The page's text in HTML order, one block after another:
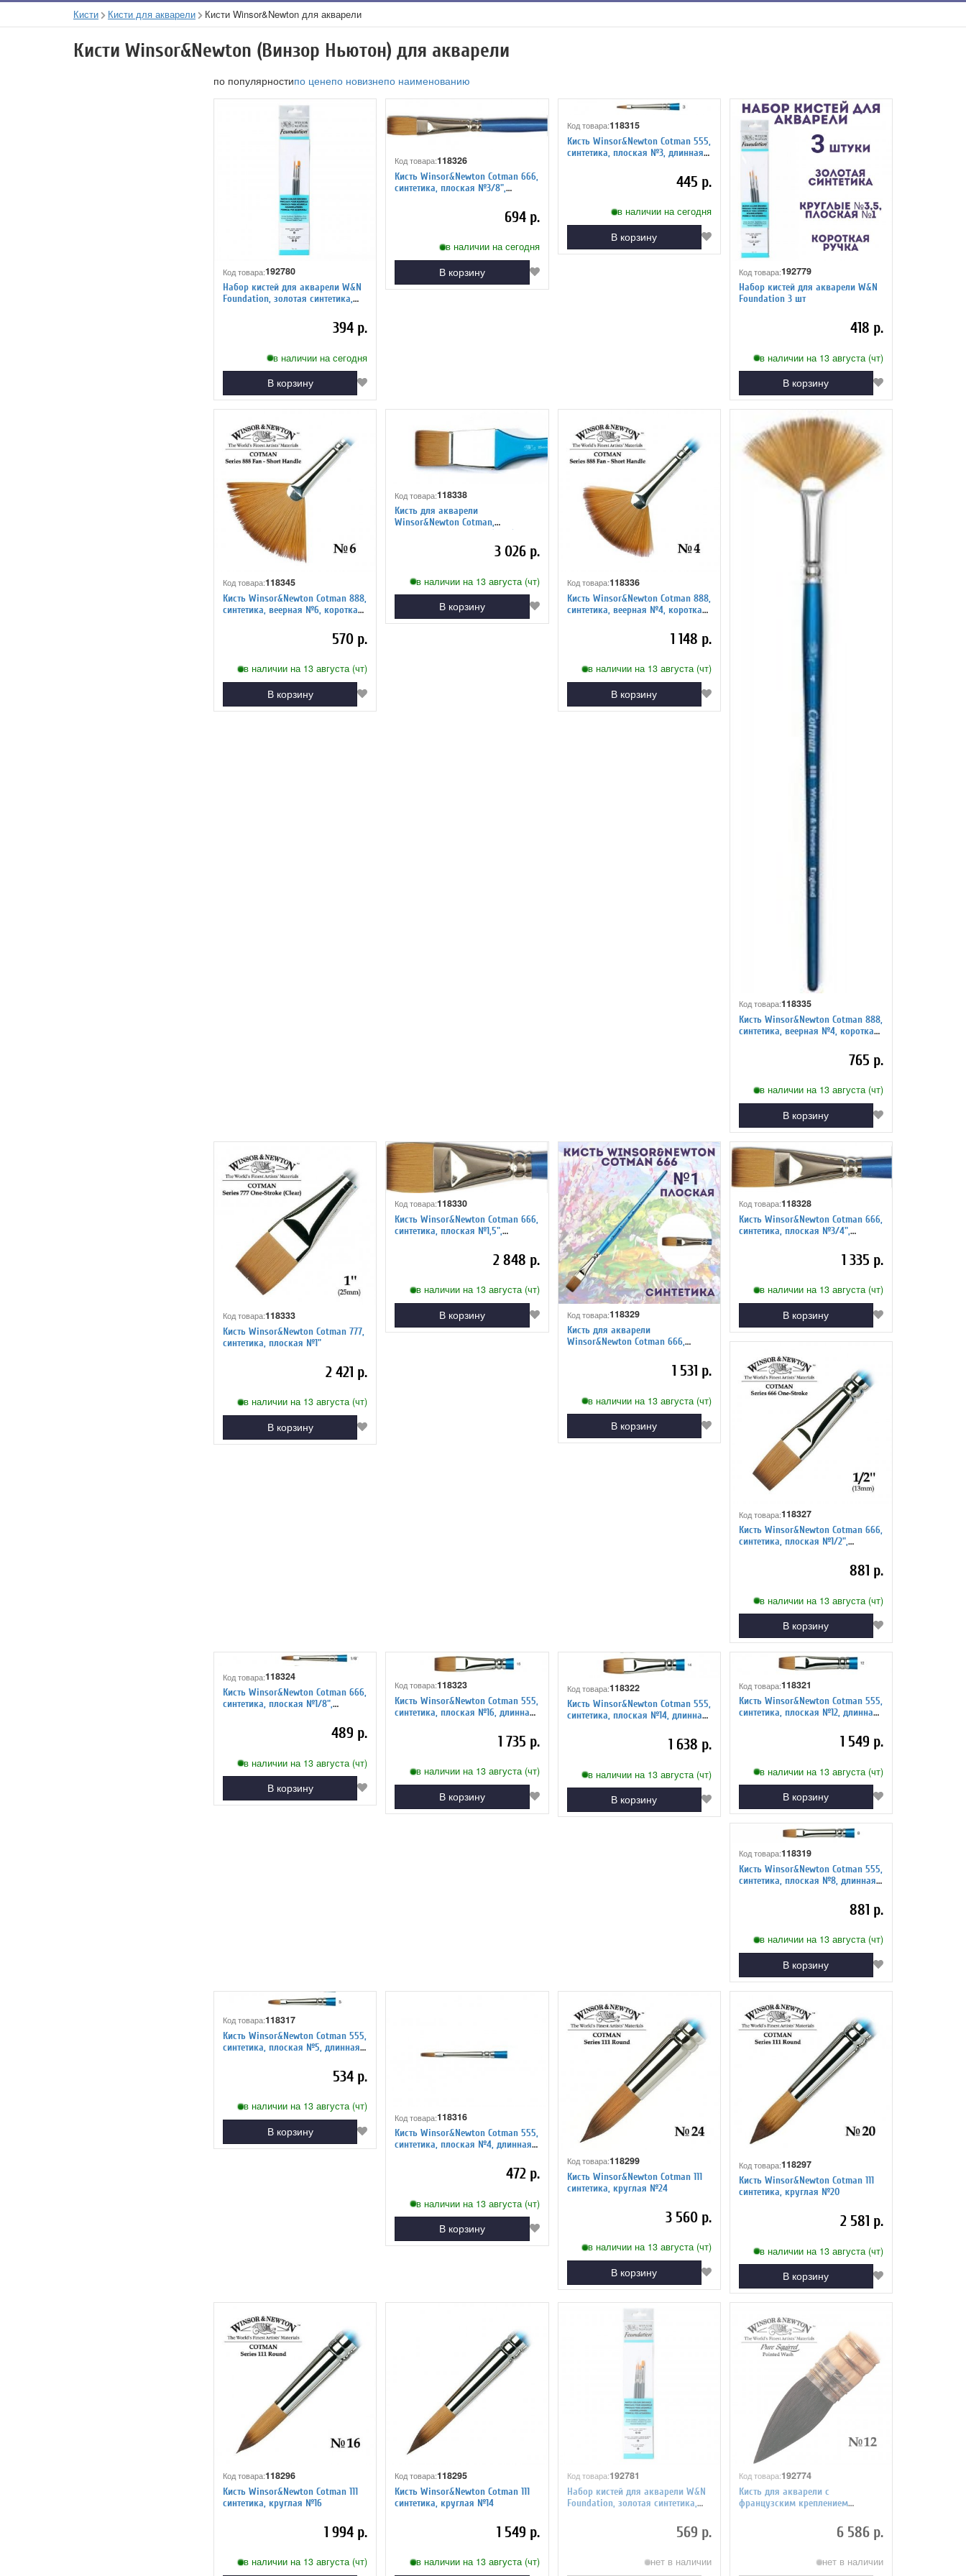
Кисти Кисти для акварели Кисти Winsor&Newton для акварели
Кисти Winsor&Newton (Винзор Ньютон) для акварели
по популярностипо ценепо новизнепо наименованию
Код товара:192780
Набор кистей для акварели W&N
Foundation, золотая синтетика,
394 р.
в наличии на сегодня
В корзину
Код товара:118326
Кисть Winsor&Newton Cotman 666,
синтетика, плоская №3/8",
694 р.
в наличии на сегодня
В корзину
Код товара:118315
Кисть Winsor&Newton Cotman 555,
синтетика, плоская №3, длинная
445 р.
в наличии на сегодня
В корзину
Код товара:192779
Набор кистей для акварели W&N
Foundation 3 шт
418 р.
в наличии на 13 августа (чт)
В корзину
Код товара:118345
Кисть Winsor&Newton Cotman 888,
синтетика, веерная №6, короткая
570 р.
в наличии на 13 августа (чт)
В корзину
Код товара:118338
Кисть для акварели
Winsor&Newton Cotman,
синтетика, флейц, №2" (5 см)
3 026 р.
в наличии на 13 августа (чт)
В корзину
Код товара:118336
Кисть Winsor&Newton Cotman 888,
синтетика, веерная №4, короткая
1 148 р.
в наличии на 13 августа (чт)
В корзину
Код товара:118335
Кисть Winsor&Newton Cotman 888,
синтетика, веерная №4, короткая
765 р.
в наличии на 13 августа (чт)
В корзину
Код товара:118333
Кисть Winsor&Newton Cotman 777,
синтетика, плоская №1"
2 421 р.
в наличии на 13 августа (чт)
В корзину
Код товара:118330
Кисть Winsor&Newton Cotman 666,
синтетика, плоская №1,5",
2 848 р.
в наличии на 13 августа (чт)
В корзину Код товара:118329
Кисть для акварели
Winsor&Newton Cotman 666,
1 531 р.
в наличии на 13 августа (чт)
В корзину
Код товара:118328
Кисть Winsor&Newton Cotman 666,
синтетика, плоская №3/4",
1 335 р.
в наличии на 13 августа (чт)
В корзину
Код товара:118327
Кисть Winsor&Newton Cotman 666,
синтетика, плоская №1/2",
881 р.
в наличии на 13 августа (чт)
В корзину
Код товара:118324
Кисть Winsor&Newton Cotman 666,
синтетика, плоская №1/8",
489 р.
в наличии на 13 августа (чт)
В корзину
Код товара:118323
Кисть Winsor&Newton Cotman 555,
синтетика, плоская №16, длинная
1 735 р.
в наличии на 13 августа (чт)
В корзину
Код товара:118322
Кисть Winsor&Newton Cotman 555,
синтетика, плоская №14, длинная
1 638 р.
в наличии на 13 августа (чт)
В корзину
Код товара:118321
Кисть Winsor&Newton Cotman 555,
синтетика, плоская №12, длинная
1 549 р.
в наличии на 13 августа (чт)
В корзину
Код товара:118319
Кисть Winsor&Newton Cotman 555,
синтетика, плоская №8, длинная
881 р.
в наличии на 13 августа (чт)
В корзину
Код товара:118317
Кисть Winsor&Newton Cotman 555,
синтетика, плоская №5, длинная
534 р.
в наличии на 13 августа (чт)
В корзину
Код товара:118316
Кисть Winsor&Newton Cotman 555,
синтетика, плоская №4, длинная
472 р.
в наличии на 13 августа (чт)
В корзину
Код товара:118299
Кисть Winsor&Newton Cotman 111
синтетика, круглая №24
3 560 р.
в наличии на 13 августа (чт)
В корзину
Код товара:118297
Кисть Winsor&Newton Cotman 111
синтетика, круглая №20
2 581 р.
в наличии на 13 августа (чт)
В корзину
Код товара:118296
Кисть Winsor&Newton Cotman 111
синтетика, круглая №16
1 994 р.
в наличии на 13 августа (чт)
Код товара:118295
Кисть Winsor&Newton Cotman 111
синтетика, круглая №14
1 549 р.
в наличии на 13 августа (чт)
Код товара:192781
Набор кистей для акварели W&N
Foundation, золотая синтетика,
569 р.
нет в наличии
Код товара:192774
Кисть для акварели с
французским креплением
6 586 р.
нет в наличии